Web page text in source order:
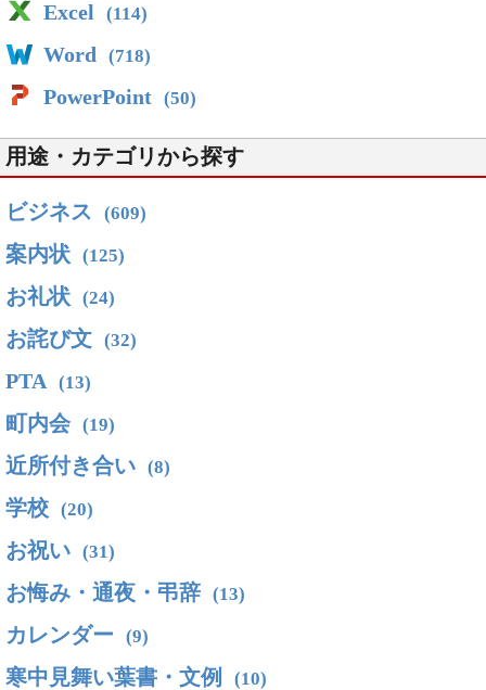
Excel (114)
Word (718)
PowerPoint (50)
用途・カテゴリから探す
ビジネス (609)
案内状 (125)
お礼状 (24)
お詫び文 (32)
PTA (13)
町内会 (19)
近所付き合い (8)
学校 (20)
お祝い (31)
お悔み・通夜・弔辞 (13)
カレンダー (9)
寒中見舞い葉書・文例 (10)